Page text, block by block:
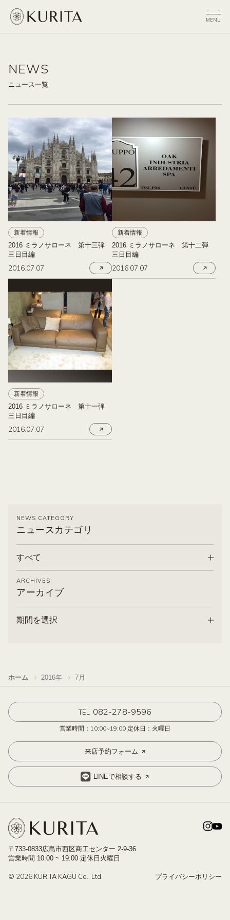
NEWS
ニュース一覧
NEWS CATEGORY
ニュースカテゴリ
すべて
ARCHIVES
アーカイブ
期間を選択
新着情報
2016 ミラノサローネ 第十三弾
三日目編
2016.07.07
新着情報
2016 ミラノサローネ 第十二弾
三日目編
2016.07.07
新着情報
2016 ミラノサローネ 第十一弾
三日目編
2016.07.07
ホーム 2016年 7月
TEL 082-278-9596
営業時間：10:00~19:00 定休日：火曜日
来店予約フォーム
LINEで相談する
〒733-0833広島市西区商工センター 2-9-36
営業時間 10:00 ~ 19:00 定休日火曜日
プライバシーポリシー
© 2026 KURITA KAGU Co., Ltd.